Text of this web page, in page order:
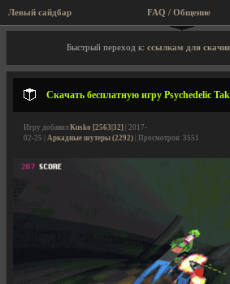
Левый сайдбар FAQ / Общение
Описание игры, скриншоты,
Быстрый переход к: ссылкам для
Скачать бесплатную игру Psychedelic
Игру добавил Kusko [2563|32] | 2017-
02-25 | Аркадные шутеры (2292) | Просмотров: 3551